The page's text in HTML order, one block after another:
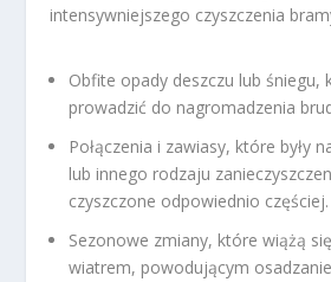
intensywniejszego czyszczenia
Obfite opady deszczu lub śniegu,
prowadzić do nagromadzenia
Połączenia i zawiasy, które były
lub innego rodzaju
czyszczone odpowiednio częściej.
Sezonowe zmiany, które wiążą
wiatrem, powodującym osadzanie